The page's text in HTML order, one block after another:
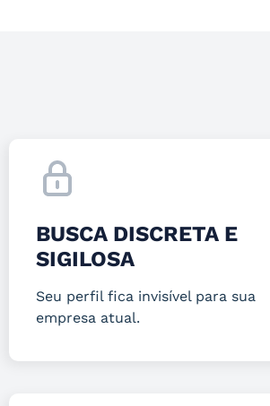
BUSCA DISCRETA E
SIGILOSA
Seu perfil fica invisível para sua
empresa atual.